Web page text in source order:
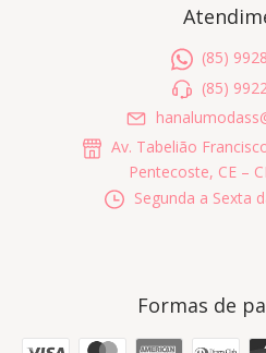
(85)
(85)
Av. Tabelião
Pentecoste, CE –
Segunda a Sexta
Formas de